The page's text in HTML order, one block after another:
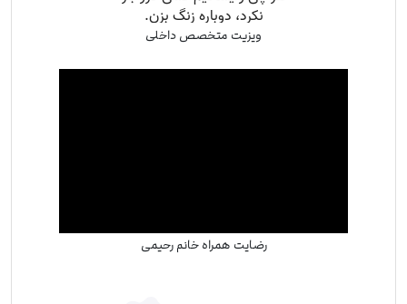
ویزیت متخصص داخلی
رضایت همراه خانم رحیمی